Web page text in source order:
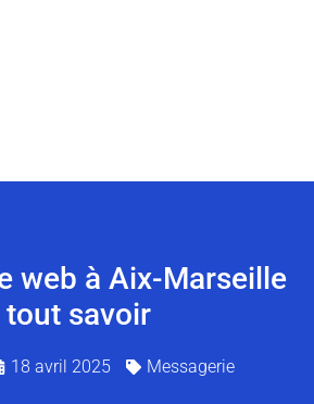
web à Aix-Marseille
tout savoir
18 avril 2025 Messagerie